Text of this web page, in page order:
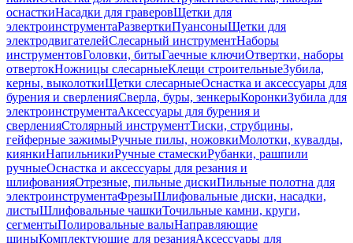
оснасткиНасадки для граверовЩетки для
электроинструментаРазверткиПуансоныЩетки для
электродвигателейСлесарный инструментНаборы
инструментовГоловки, битыГаечные ключиОтвертки, наборы
отвертокНожницы слесарныеКлещи строительныеЗубила,
керны, выколоткиЩетки слесарныеОснастка и аксессуары для
бурения и сверленияСверла, буры, зенкерыКоронкиЗубила для
электроинструментаАксессуары для бурения и
сверленияСтолярный инструментТиски, струбцины,
гейферные зажимыРучные пилы, ножовкиМолотки, кувалды,
киянкиНапильникиРучные стамескиРубанки, рашпили
ручныеОснастка и аксессуары для резания и
шлифованияОтрезные, пильные дискиПильные полотна для
электроинструментаФрезыШлифовальные диски, насадки,
листыШлифовальные чашкиТочильные камни, круги,
сегментыПолировальные валыНаправляющие
шиныКомплектующие для резанияАксессуары для